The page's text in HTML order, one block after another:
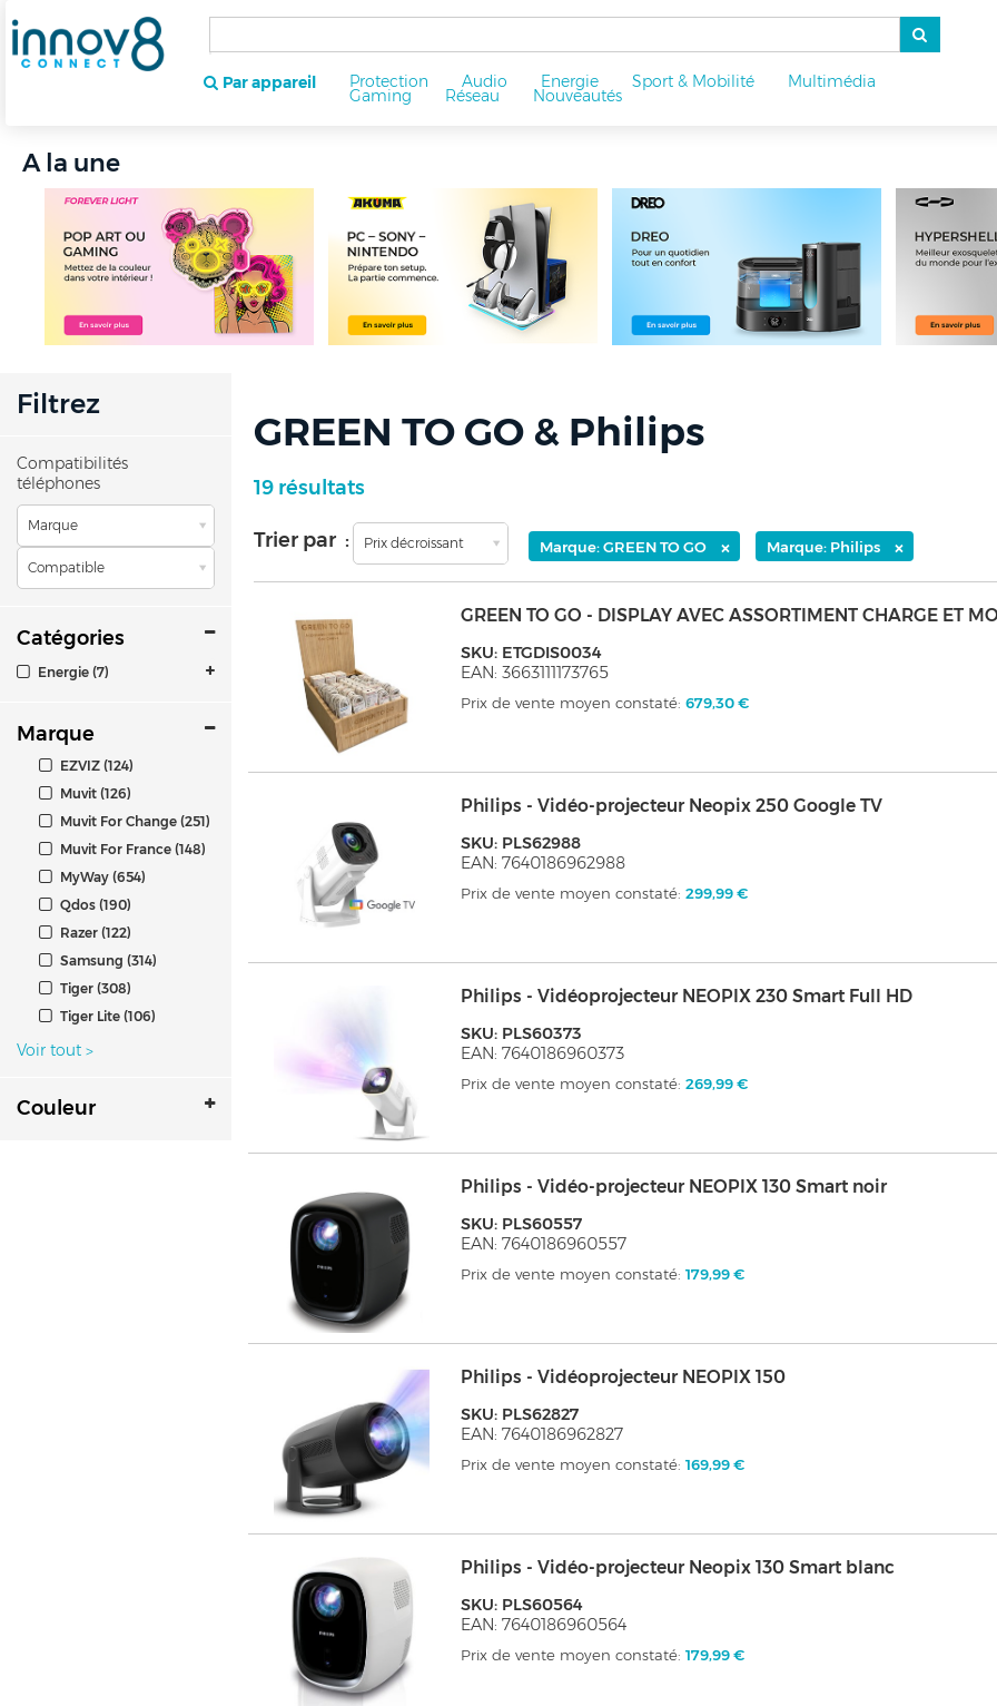
Par appareil Protection Audio Energie Sport & Mobilité Multimédia
Gaming Réseau Nouveautés
A la une
Filtrez
Compatibilités
téléphones
Marque
Compatible
Catégories
Energie (7)
Marque
EZVIZ (124)
Muvit (126)
Muvit For Change (251)
Muvit For France (148)
MyWay (654)
Qdos (190)
Razer (122)
Samsung (314)
Tiger (308)
Tiger Lite (106)
Voir tout >
Couleur
GREEN TO GO & Philips
19 résultats
Trier par : Prix décroissant Marque: GREEN TO GO × Marque: Philips ×
GREEN TO GO - DISPLAY AVEC ASSORTIMENT CHARGE ET
SKU: ETGDIS0034
EAN: 3663111173765
Prix de vente moyen constaté:679,30 €
Philips - Vidéo-projecteur Neopix 250 Google TV
SKU: PLS62988
EAN: 7640186962988
Prix de vente moyen constaté:299,99 €
Philips - Vidéoprojecteur NEOPIX 230 Smart Full HD
SKU: PLS60373
EAN: 7640186960373
Prix de vente moyen constaté:269,99 €
Philips - Vidéo-projecteur NEOPIX 130 Smart noir
SKU: PLS60557
EAN: 7640186960557
Prix de vente moyen constaté:179,99 €
Philips - Vidéoprojecteur NEOPIX 150
SKU: PLS62827
EAN: 7640186962827
Prix de vente moyen constaté:169,99 €
Philips - Vidéo-projecteur Neopix 130 Smart blanc
SKU: PLS60564
EAN: 7640186960564
Prix de vente moyen constaté:179,99 €